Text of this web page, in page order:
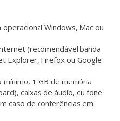
Windows, Mac ou
(recomendável banda
Explorer, Firefox ou Google
1 GB de memória
caixas de áudio, ou fone
caso de conferências em